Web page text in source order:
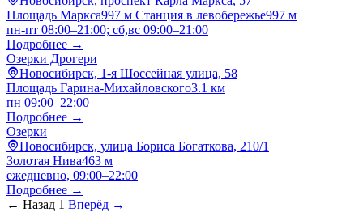
Площадь Маркса997 м Станция в левобережье997 м
пн-пт 08:00–21:00; сб,вс 09:00–21:00
Подробнее →
Озерки Дрогери
Новосибирск, 1-я Шоссейная улица, 58
Площадь Гарина-Михайловского3.1 км
пн 09:00–22:00
Подробнее →
Озерки
Новосибирск, улица Бориса Богаткова, 210/1
Золотая Нива463 м
ежедневно, 09:00–22:00
Подробнее →
← Назад 1 Вперёд →